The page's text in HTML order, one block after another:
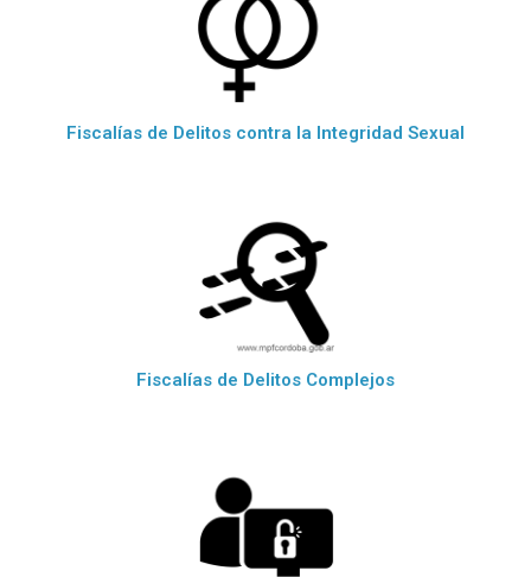
Fiscalías de Delitos contra la Integridad Sexual
Fiscalías de Delitos Complejos